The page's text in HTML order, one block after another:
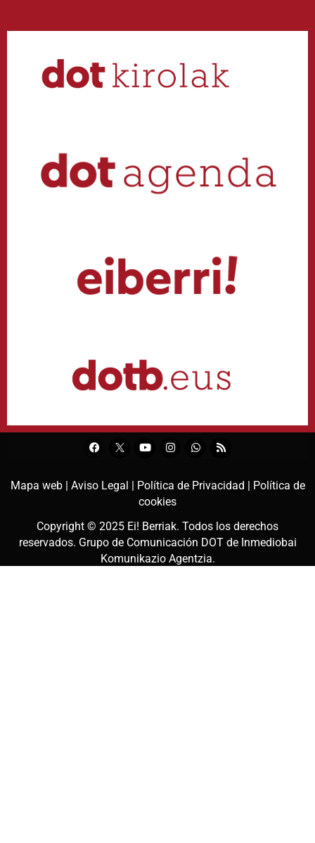
Mapa web | Aviso Legal | Política de Privacidad | Política de
cookies
Copyright © 2025 Ei! Berriak. Todos los derechos
reservados. Grupo de Comunicación DOT de Inmediobai
Komunikazio Agentzia.